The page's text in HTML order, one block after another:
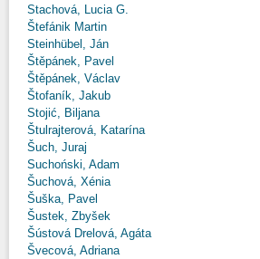
Stachová, Lucia G.
Štefánik Martin
Steinhübel, Ján
Štěpánek, Pavel
Štěpánek, Václav
Štofaník, Jakub
Stojić, Biljana
Štulrajterová, Katarína
Šuch, Juraj
Suchoński, Adam
Šuchová, Xénia
Šuška, Pavel
Šustek, Zbyšek
Šústová Drelová, Agáta
Švecová, Adriana